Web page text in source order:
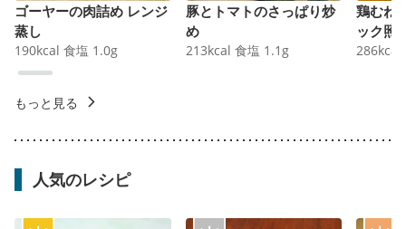
ゴーヤーの肉詰め レンジ
蒸し
190kcal 食塩 1.0g
豚とトマトのさっぱり炒
め
213kcal 食塩 1.1 g
鶏むね
ック照
286kcal
もっと見る
人気のレシピ